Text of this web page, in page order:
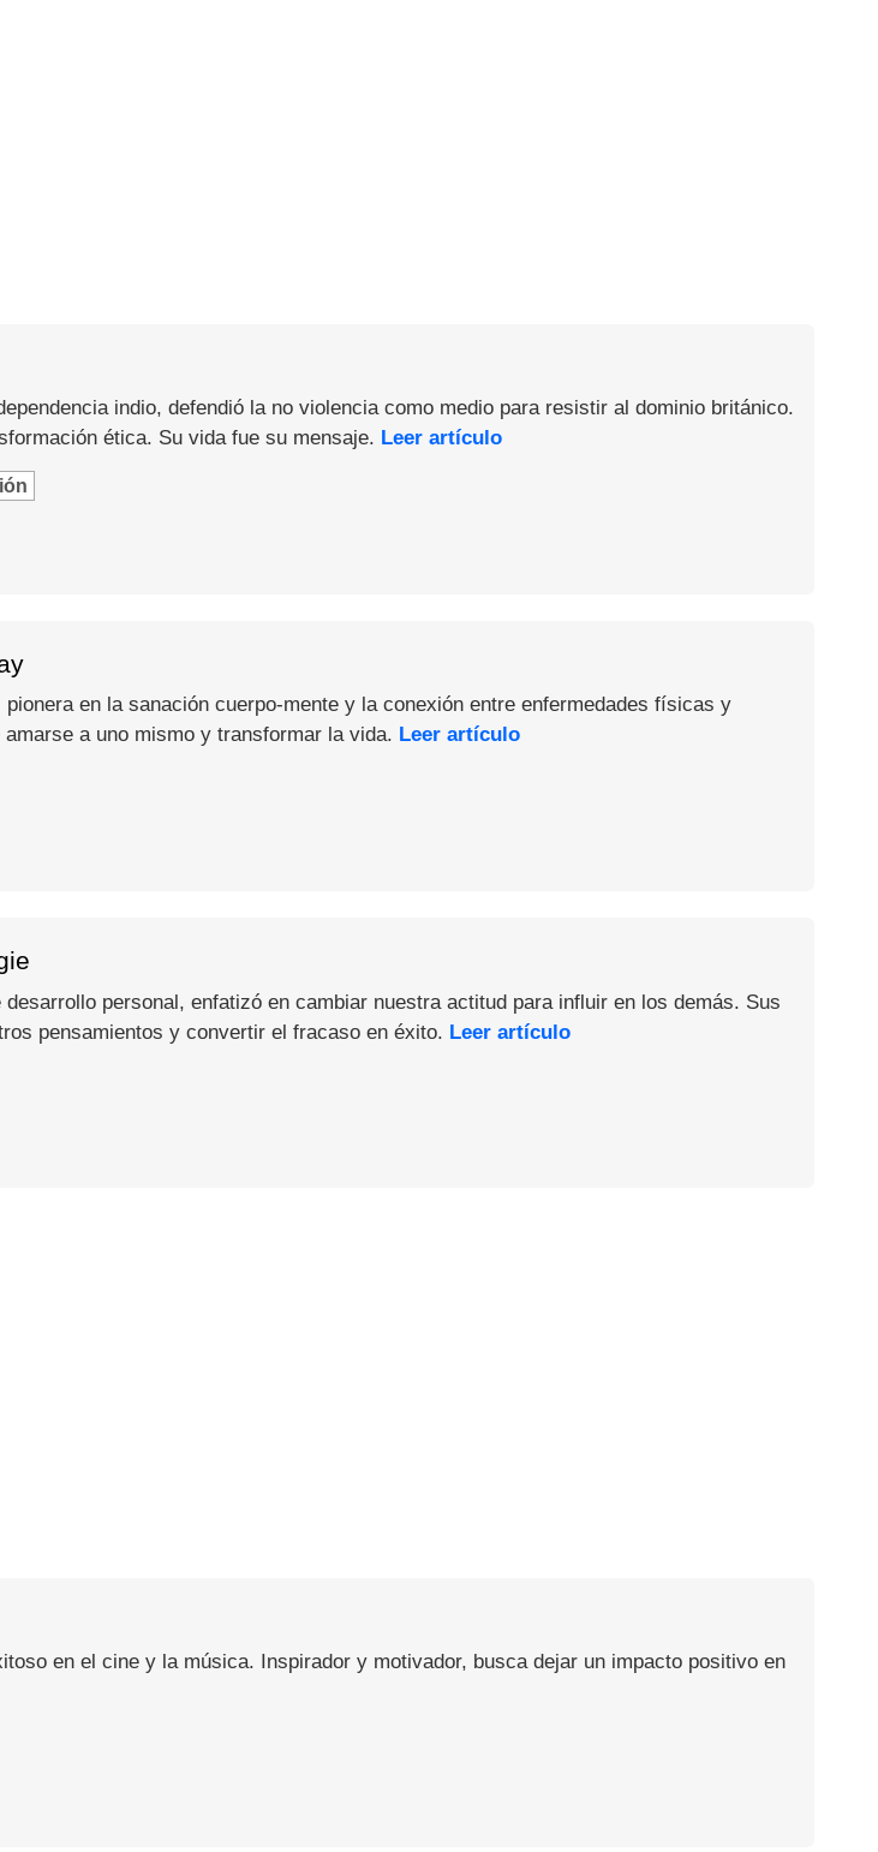
indio, defendió la no violencia como medio para resistir al dominio británico.
ética. Su vida fue su mensaje. Leer artículo
en la sanación cuerpo-mente y la conexión entre enfermedades físicas y
a uno mismo y transformar la vida. Leer artículo
personal, enfatizó en cambiar nuestra actitud para influir en los demás. Sus
pensamientos y convertir el fracaso en éxito. Leer artículo
en el cine y la música. Inspirador y motivador, busca dejar un impacto positivo en